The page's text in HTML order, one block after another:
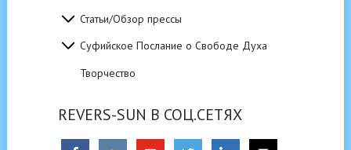
Статьи/Обзор прессы
Суфийское Послание о Свободе Духа
Творчество
REVERS-SUN В СОЦ.СЕТЯХ